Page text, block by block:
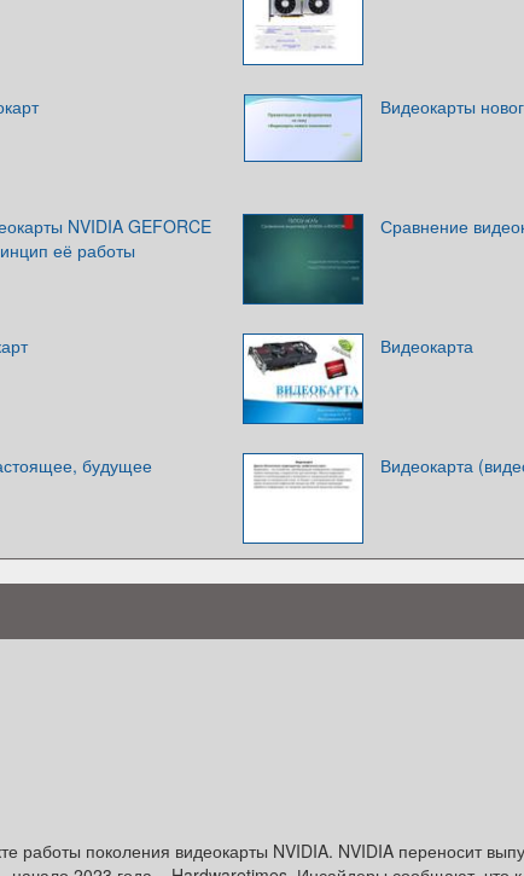
Видеокарты
NVIDIA GEFORCE
её работы
Сравнение
Видеокарта
будущее Видеокарта
работы поколения видеокарты NVIDIA. NVIDIA переносит